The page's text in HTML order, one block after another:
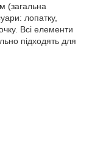
(загальна
лопатку,
Всі елементи
підходять для